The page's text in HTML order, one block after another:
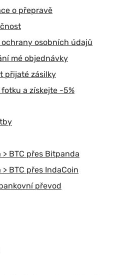
o přepravě
ochrany osobních údajů
mé objednávky
přijaté zásilky
fotku a získejte -5%
BTC přes Bitpanda
BTC přes IndaCoin
převod